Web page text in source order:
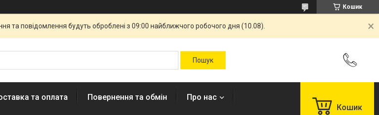
Кошик
та повідомлення будуть оброблені з 09:00 найближчого робочого дня (10.08).
та оплата Повернення та обмін Про нас
Кошик